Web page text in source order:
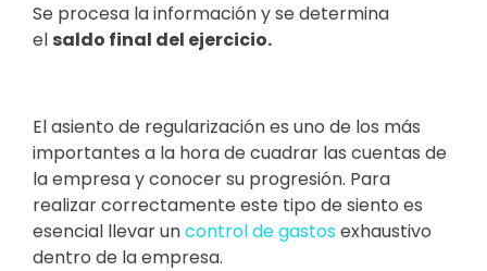
Se procesa la información y se determina
el saldo final del ejercicio.
El asiento de regularización es uno de los más
importantes a la hora de cuadrar las cuentas de
la empresa y conocer su progresión. Para
realizar correctamente este tipo de siento es
esencial llevar uncontrol de gastosexhaustivo
dentro de la empresa.